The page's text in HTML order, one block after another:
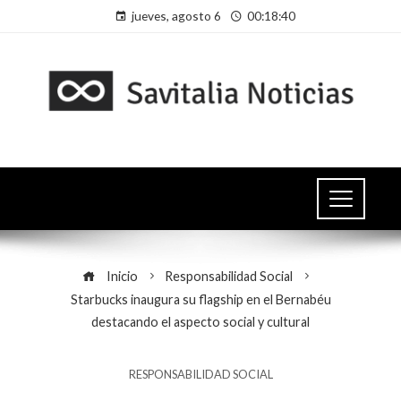
jueves, agosto 6 00:18:41
Inicio
Responsabilidad Social
Starbucks inaugura su flagship en el Bernabéu
destacando el aspecto social y cultural
RESPONSABILIDAD SOCIAL